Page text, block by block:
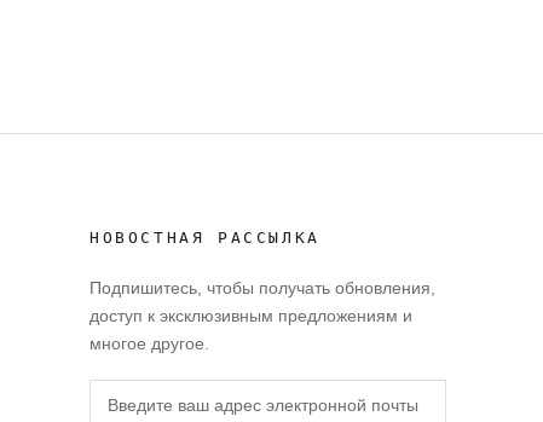
НОВОСТНАЯ РАССЫЛКА
Подпишитесь, чтобы получать обновления,
доступ к эксклюзивным предложениям и
многое другое.